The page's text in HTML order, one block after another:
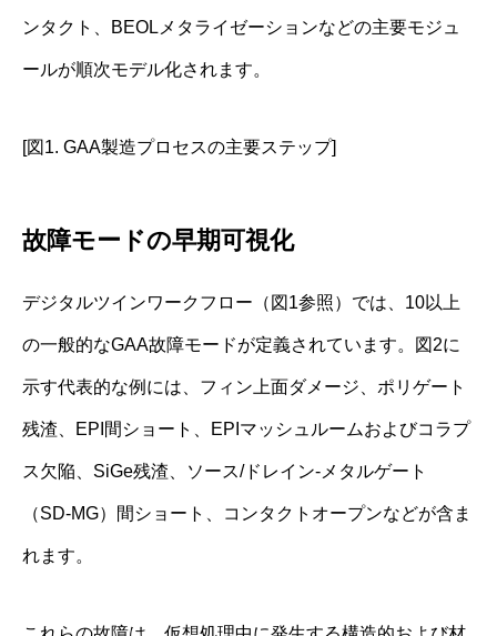
ンタクト、BEOLメタライゼーションなどの主要モジュ
ールが順次モデル化されます。
[図1. GAA製造プロセスの主要ステップ]
故障モードの早期可視化
デジタルツインワークフロー（図1参照）では、10以上
の一般的なGAA故障モードが定義されています。図2に
示す代表的な例には、フィン上面ダメージ、ポリゲート
残渣、EPI間ショート、EPIマッシュルームおよびコラプ
ス欠陥、SiGe残渣、ソース/ドレイン-メタルゲート
（SD-MG）間ショート、コンタクトオープンなどが含ま
れます。